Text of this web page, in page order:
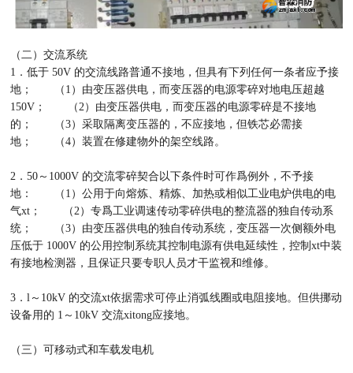
（二）交流系统
1．低于 50V 的交流线路普通不接地，但具有下列任何一条者应予接
地； （1）由变压器供电，而变压器的电源零碎对地电压超越
150V； （2）由变压器供电，而变压器的电源零碎是不接地
的； （3）采取隔离变压器的，不应接地，但铁芯必需接
地； （4）装置在修建物外的架空线路。
2．50～1000V 的交流零碎契合以下条件时可作爲例外，不予接
地： （1）公用于向熔炼、精炼、加热或相似工业电炉供电的电
气xt； （2）专爲工业调速传动零碎供电的整流器的独自传动系
统； （3）由变压器供电的独自传动系统，变压器一次侧额外电
压低于 1000V 的公用控制系统其控制电源有供电延续性，控制xt中装
有接地检测器，且保证只要专职人员才干监视和维修。
3．l～10kV 的交流xt依据需求可停止消弧线圈或电阻接地。但供挪动
设备用的 1～10kV 交流xitong应接地。
（三）可移动式和车载发电机